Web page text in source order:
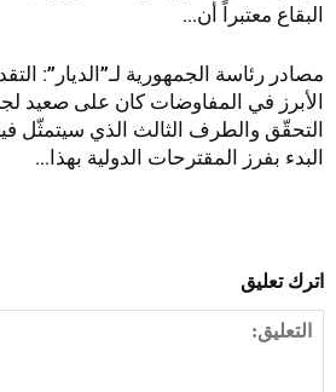
البقاع معتبراً أن...
مصادر رئاسة الجمهورية لـ”الديار”:
الأبرز في المفاوضات كان على صعيد
التحقّق والطرف الثالث الذي سيتمثّل
البدء بفرز المقترحات الدولية بهذا...
اترك تعليق